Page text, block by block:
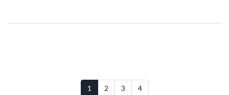
1 2 3 4